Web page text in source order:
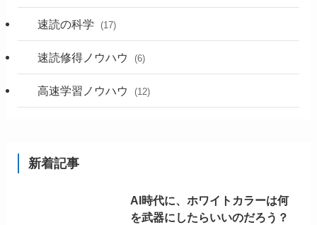
速読の科学 (17)
速読修得ノウハウ (6)
高速学習ノウハウ (12)
新着記事
AI時代に、ホワイトカラーは何
を武器にしたらいいのだろう？